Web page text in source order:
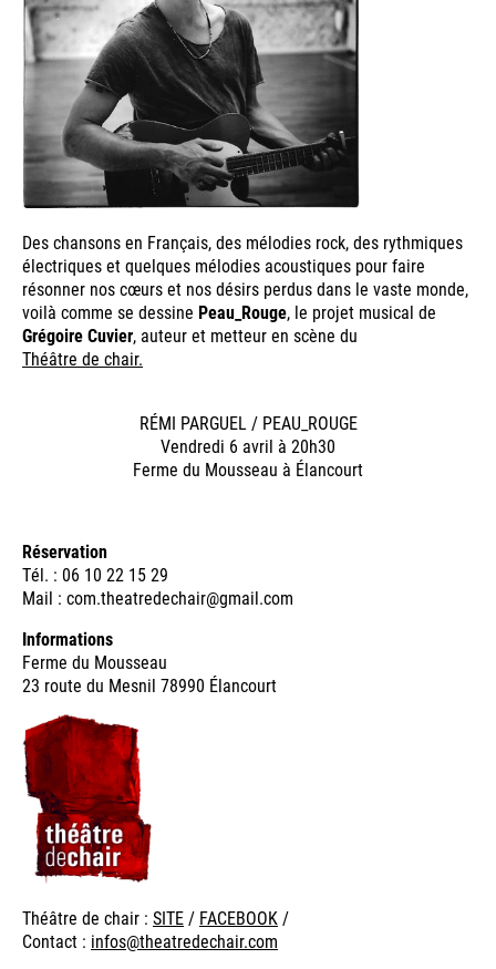
Des chansons en Français, des mélodies rock, des rythmiques
électriques et quelques mélodies acoustiques pour faire
résonner nos cœurs et nos désirs perdus dans le vaste monde,
voilà comme se dessine Peau_Rouge, le projet musical de
Grégoire Cuvier, auteur et metteur en scène du
Théâtre de chair.
RÉMI PARGUEL / PEAU_ROUGE
Vendredi 6 avril à 20h30
Ferme du Mousseau à Élancourt
Réservation
Tél. : 06 10 22 15 29
Mail : com.theatredechair@gmail.com
Informations
Ferme du Mousseau
23 route du Mesnil 78990 Élancourt
Théâtre de chair : SITE/ FACEBOOK/
Contact : infos@theatredechair.com